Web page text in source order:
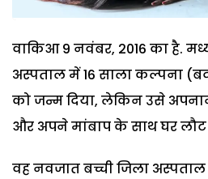
वाकिआ 9 नवंबर, 2016 का है.
अस्पताल में 16 साला कल्पना
को जन्म दिया, लेकिन उसे
और अपने मांबाप के साथ घर
वह नवजात बच्ची जिला